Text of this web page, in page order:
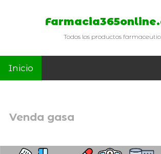
Todos los productos
Inicio
Venda gasa